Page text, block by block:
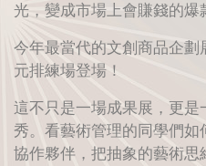
光，變成市場上會賺錢的爆
今年最當代的文創商品企
元排練場登場！
這不只是一場成果展，更
秀。看藝術管理的同學們
協作夥伴，把抽象的藝術思